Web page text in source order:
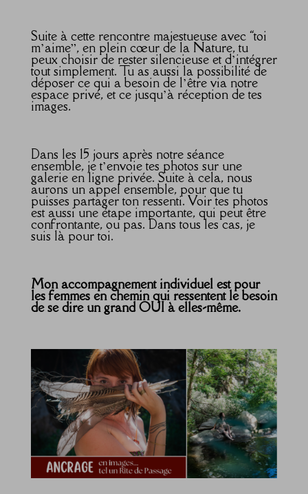
Suite à cette rencontre majestueuse avec “toi
m’aime”, en plein cœur de la Nature, tu
peux choisir de rester silencieuse et d’intégrer
tout simplement. Tu as aussi la possibilité de
déposer ce qui a besoin de l’être via notre
espace privé, et ce jusqu’à réception de tes
images.
Dans les 15 jours après notre séance
ensemble, je t’envoie tes photos sur une
galerie en ligne privée. Suite à cela, nous
aurons un appel ensemble, pour que tu
puisses partager ton ressenti. Voir tes photos
est aussi une étape importante, qui peut être
confrontante, ou pas. Dans tous les cas, je
suis là pour toi.
Mon accompagnement individuel est pour
les femmes en chemin qui ressentent le besoin
de se dire un grand OUI à elles-même.